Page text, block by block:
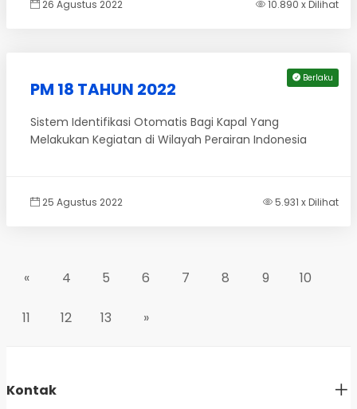
26 Agustus 2022 10.890 x Dilihat
Berlaku
PM 18 TAHUN 2022
Sistem Identifikasi Otomatis Bagi Kapal Yang
Melakukan Kegiatan di Wilayah Perairan Indonesia
25 Agustus 2022 5.931 x Dilihat
« 4 5 6 7 8 9 10
11 12 13 »
Kontak